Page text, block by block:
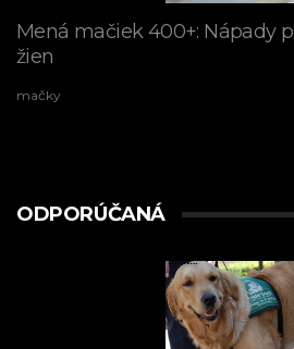
Mená mačiek 400+: Nápady
žien
mačky
ODPORÚČANÁ